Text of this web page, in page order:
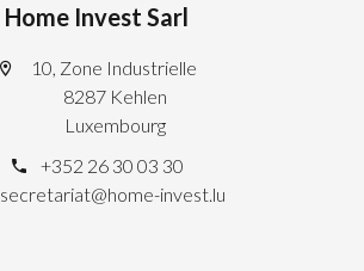
Home Invest Sarl
10, Zone Industrielle
8287 Kehlen
Luxembourg
+352 26 30 03 30
secretariat@home-invest.lu